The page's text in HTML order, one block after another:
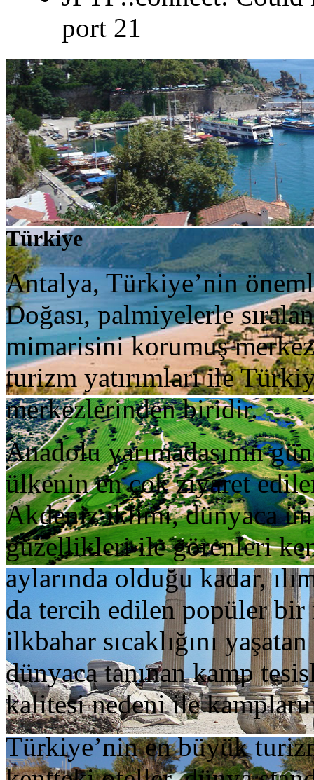
port 21
Türkiye
Antalya, Türkiye’nin
Doğası, palmiyelerle
mimarisini korumuş
turizm yatırımları ile
merkezlerinden biridir.
Anadolu yarımadasının
ülkenin en çok ziyaret
Akdeniz iklimi, dünyaca
güzellikleri ile görenleri
aylarında olduğu kadar,
da tercih edilen popüler bir
ilkbahar sıcaklığını
dünyaca tanınan kamp
kalitesi nedeni ile
Türkiye’nin en büyük